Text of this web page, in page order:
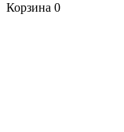
Корзина 0